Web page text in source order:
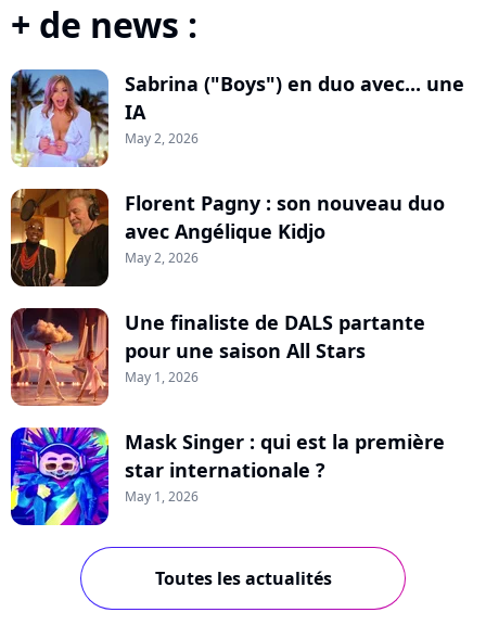
+ de news :
Sabrina ("Boys") en duo avec... une
IA
May 2, 2026
Florent Pagny : son nouveau duo
avec Angélique Kidjo
May 2, 2026
Une finaliste de DALS partante
pour une saison All Stars
May 1, 2026
Mask Singer : qui est la première
star internationale ?
May 1, 2026
Toutes les actualités